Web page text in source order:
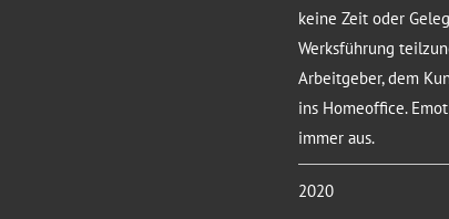
keine Zeit oder
Werksführung
Arbeitgeber, dem
ins Homeoffice.
immer aus.
2020